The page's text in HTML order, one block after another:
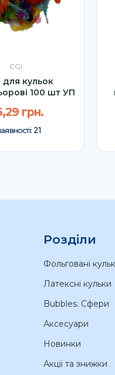
CGI
для кульок
100 шт УП
грн.
21
Розділи
Фольговані
Латексні кульки
Bubbles. Сфери
Аксесуари
Новинки
Акціі та знижки